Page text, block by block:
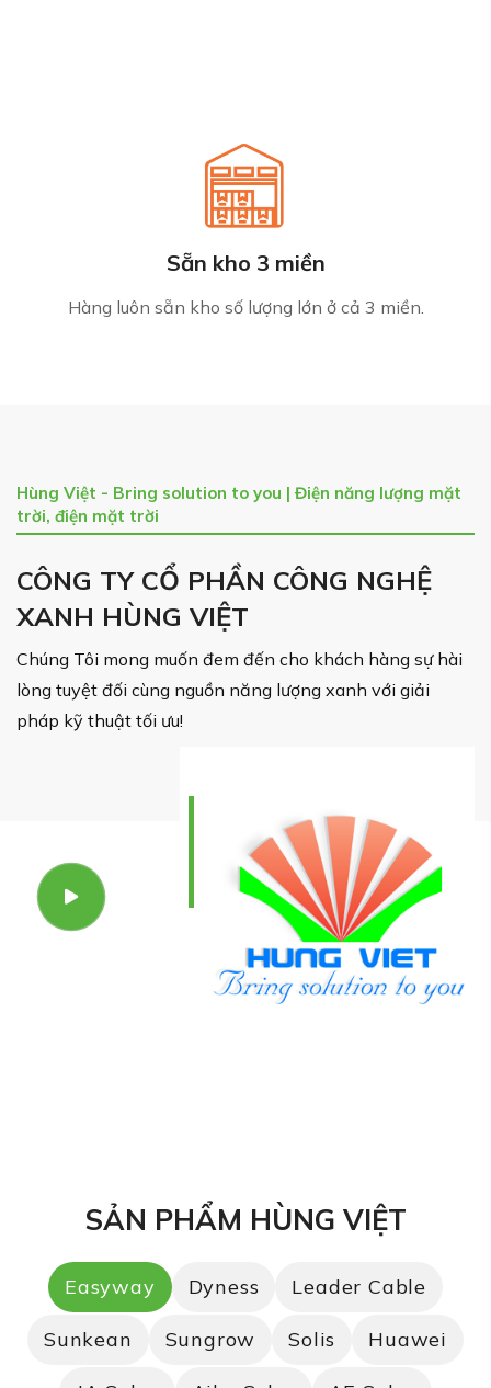
Sẵn kho 3 miền
Hàng luôn sẵn kho số lượng lớn ở cả 3 miền.
Hùng Việt - Bring solution to you | Điện năng lượng mặt
trời, điện mặt trời
CÔNG TY CỔ PHẦN CÔNG NGHỆ
XANH HÙNG VIỆT
Chúng Tôi mong muốn đem đến cho khách hàng sự hài
lòng tuyệt đối cùng nguồn năng lượng xanh với giải
pháp kỹ thuật tối ưu!
SẢN PHẨM HÙNG VIỆT
Easyway Dyness Leader Cable
Sunkean Sungrow Solis Huawei